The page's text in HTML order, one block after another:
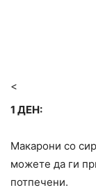
<
1 ДЕН:
Макарони со
можете да ги
потпечени.